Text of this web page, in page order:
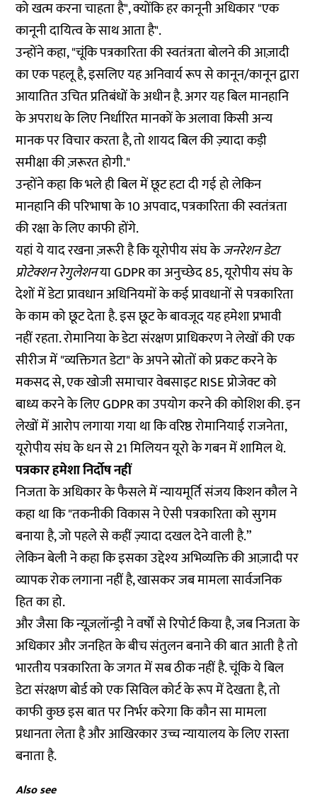
को खत्म करना चाहता है", क्योंकि हर कानूनी अधिकार "एक
कानूनी दायित्व के साथ आता है".
उन्होंने कहा, "चूंकि पत्रकारिता की स्वतंत्रता बोलने की आज़ादी
का एक पहलू है, इसलिए यह अनिवार्य रूप से कानून/कानून द्वारा
आयातित उचित प्रतिबंधों के अधीन है. अगर यह बिल मानहानि
के अपराध के लिए निर्धारित मानकों के अलावा किसी अन्य
मानक पर विचार करता है, तो शायद बिल की ज़्यादा कड़ी
समीक्षा की ज़रूरत होगी."
उन्होंने कहा कि भले ही बिल में छूट हटा दी गई हो लेकिन
मानहानि की परिभाषा के10 अपवाद, पत्रकारिता की स्वतंत्रता
की रक्षा के लिए काफी होंगे.
यहां ये याद रखना ज़रूरी है कि यूरोपीय संघ केजनरेशन डेटा
प्रोटेक्शन रेगुलेशनया GDPR का अनुच्छेद 85, यूरोपीय संघ के
देशों में डेटा प्रावधान अधिनियमों के कई प्रावधानों से पत्रकारिता
के काम को छूट देता है. इस छूट के बावजूद यह हमेशा प्रभावी
नहीं रहता. रोमानिया के डेटा संरक्षण प्राधिकरण ने लेखों की एक
सीरीज में "व्यक्तिगत डेटा" के अपने स्रोतों को प्रकट करने के
मकसद से, एक खोजी समाचार वेबसाइट RISE प्रोजेक्ट को
बाध्य करने के लिए GDPR का उपयोग करने की कोशिश की. इन
लेखों में आरोप लगाया गया था कि वरिष्ठ रोमानियाई राजनेता,
यूरोपीय संघ के धन से 21 मिलियन यूरो के गबन में शामिल थे.
पत्रकार हमेशा निर्दोष नहीं
निजता के अधिकार केफैसलेमें न्यायमूर्ति संजय किशन कौल ने
कहा था कि "तकनीकी विकास ने ऐसी पत्रकारिता को सुगम
बनाया है, जो पहले से कहीं ज़्यादा दखल देने वाली है.”
लेकिन बेली ने कहा कि इसका उद्देश्य अभिव्यक्ति की आज़ादी पर
व्यापक रोक लगाना नहीं है, खासकर जब मामला सार्वजनिक
हित का हो.
और जैसा कि न्यूज़लॉन्ड्री ने वर्षों सेरिपोर्टकिया है, जब निजता के
अधिकार और जनहित के बीच संतुलन बनाने की बात आती है तो
भारतीय पत्रकारिता के जगत में सब ठीक नहीं है. चूंकि ये बिल
डेटा संरक्षण बोर्ड को एक सिविल कोर्ट के रूप में देखता है, तो
काफी कुछ इस बात पर निर्भर करेगा कि कौन सा मामला
प्रधानता लेता है और आखिरकार उच्च न्यायालय के लिए रास्ता
बनाता है.
Also see